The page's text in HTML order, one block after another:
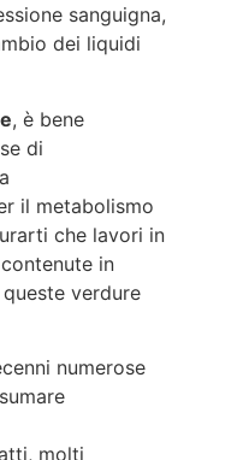
sanguigna,
dei liquidi
, è bene
di
il metabolismo
che lavori in
in
verdure
numerose
molti